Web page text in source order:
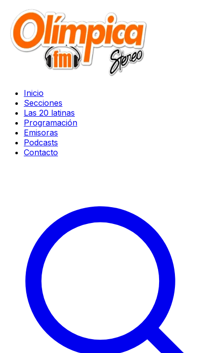
Inicio
Secciones
Las 20 latinas
Programación
Emisoras
Podcasts
Contacto